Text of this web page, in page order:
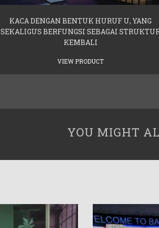
KACA DENGAN BENTUK HURUF U, YANG
SEKALIGUS BERFUNGSI SEBAGAI
KEMBALI
VIEW PRODUCT
YOU MIGHT